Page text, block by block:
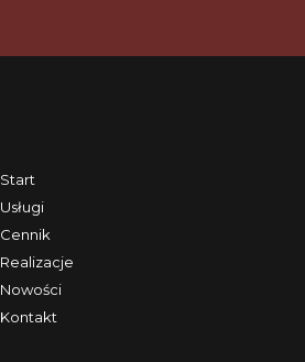
Start
Usługi
Cennik
Realizacje
Nowości
Kontakt